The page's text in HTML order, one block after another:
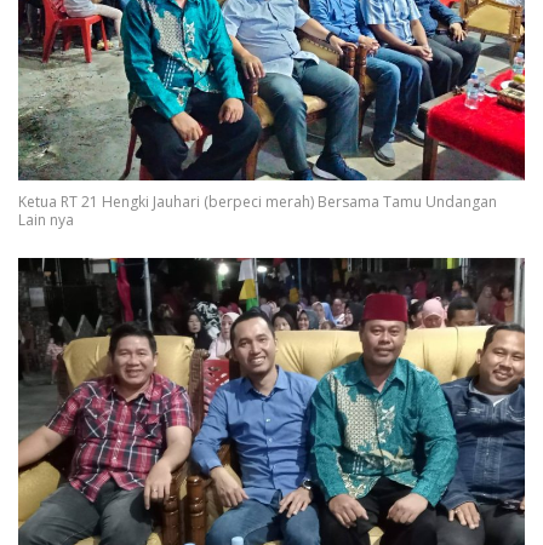
Ketua RT 21 Hengki Jauhari (berpeci merah) Bersama Tamu Undangan
Lain nya